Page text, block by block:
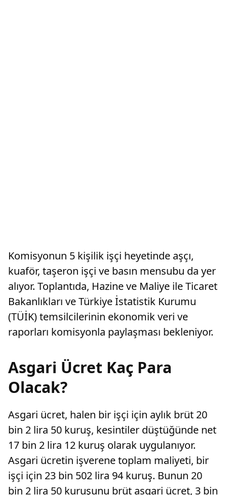
Komisyonun 5 kişilik işçi heyetinde aşçı,
kuaför, taşeron işçi ve basın mensubu da yer
alıyor. Toplantıda, Hazine ve Maliye ile Ticaret
Bakanlıkları ve Türkiye İstatistik Kurumu
(TÜİK) temsilcilerinin ekonomik veri ve
raporları komisyonla paylaşması bekleniyor.
Asgari Ücret Kaç Para
Olacak?
Asgari ücret, halen bir işçi için aylık brüt 20
bin 2 lira 50 kuruş, kesintiler düştüğünde net
17 bin 2 lira 12 kuruş olarak uygulanıyor.
Asgari ücretin işverene toplam maliyeti, bir
işçi için 23 bin 502 lira 94 kuruş. Bunun 20
bin 2 lira 50 kuruşunu brüt asgari ücret, 3 bin